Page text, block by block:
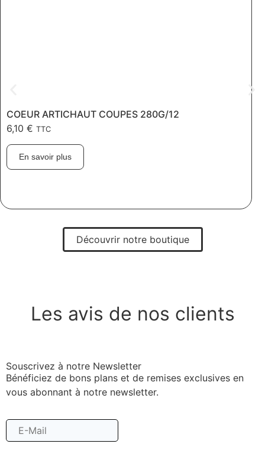
COEUR ARTICHAUT COUPES 280G/12
6,10 € TTC
En savoir plus
Découvrir notre boutique
Les avis de nos clients
Souscrivez à notre Newsletter
Bénéficiez de bons plans et de remises exclusives en
vous abonnant à notre newsletter.